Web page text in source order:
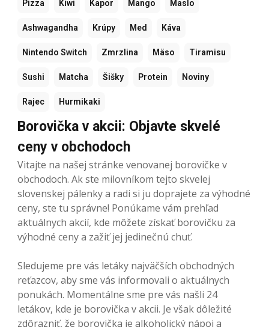
Pizza Kiwi Kapor Mango Maslo
Ashwagandha Krúpy Med Káva
Nintendo Switch Zmrzlina Mäso Tiramisu
Sushi Matcha Šišky Protein Noviny
Rajec Hurmikaki
Borovička v akcii: Objavte skvelé
ceny v obchodoch
Vitajte na našej stránke venovanej borovičke v
obchodoch. Ak ste milovníkom tejto skvelej
slovenskej pálenky a radi si ju doprajete za výhodné
ceny, ste tu správne! Ponúkame vám prehľad
aktuálnych akcií, kde môžete získať borovičku za
výhodné ceny a zažiť jej jedinečnú chuť.
Sledujeme pre vás letáky najväčších obchodných
reťazcov, aby sme vás informovali o aktuálnych
ponukách. Momentálne sme pre vás našli 24
letákov, kde je borovička v akcii. Je však dôležité
zdôrazniť, že borovička je alkoholický nápoj a